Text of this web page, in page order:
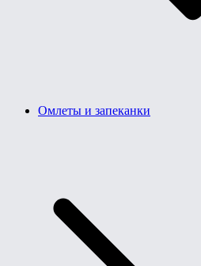
Омлеты и запеканки